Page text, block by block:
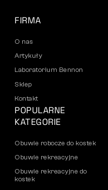
FIRMA
O nas
Artykuły
Laboratorium Bennon
Sklep
Kontakt
POPULARNE
KATEGORIE
Obuwie robocze do kostek
Obuwie rekreacyjne
Obuwie rekreacyjne do
kostek